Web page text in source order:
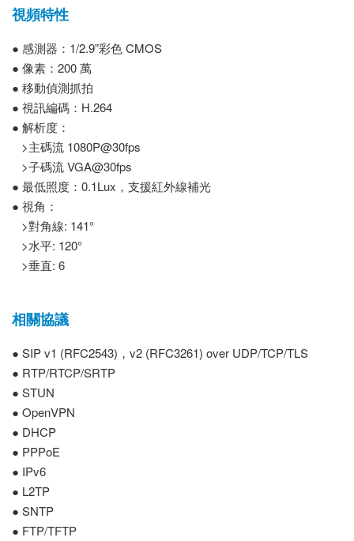
視頻特性
● 感測器：1/2.9”彩色 CMOS
● 像素：200 萬
● 移動偵測抓拍
● 視訊編碼：H.264
● 解析度：
>主碼流 1080P@30fps
>子碼流 VGA@30fps
● 最低照度：0.1Lux，支援紅外線補光
● 視角：
>對角線: 141°
>水平: 120°
>垂直: 6
相關協議
● SIP v1 (RFC2543)，v2 (RFC3261) over UDP/TCP/TLS
● RTP/RTCP/SRTP
● STUN
● OpenVPN
● DHCP
● PPPoE
● IPv6
● L2TP
● SNTP
● FTP/TFTP